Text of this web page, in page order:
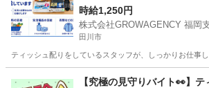
ク✨
時給1,250円
株式会社GROWAGENCY 福岡
田川市
ティッシュ配りをしているスタッフが、しっかりお仕事
その他 スタッフ
【究極の見守りバイト👀】